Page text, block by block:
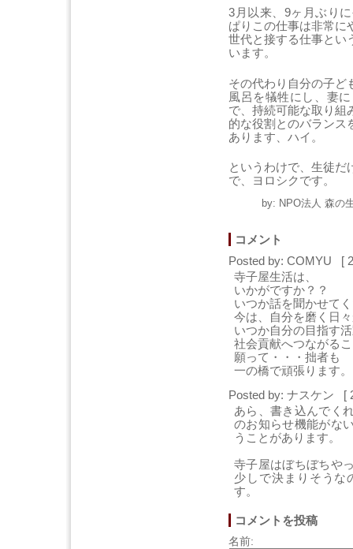
3月以来、9ヶ月ぶり
ぱりこの仕事は非常に
世代と接する仕事とい
います。
その代わり自分の子ど
風呂を犠牲にし、妻
で、持続可能な取り組
的な役割とのバランス
あります、ハイ。
というわけで、生徒だ
で、ヨロシクです。
by: NPO法人 森の
コメント
Posted by: COMYU [
寺子屋生活は、
いかがですか？？
いつか話を聞かせて
今は、自分を磨く日
いつか自分の目指す
社会貢献へつながる
願って・・・拙者も
一の橋で頑張ります。
Posted by: ナスケン [
あら、書き込んでく
のお知らせ機能がな
うことがあります。
寺子屋はぼちぼちや
少しで決まりそうな
す。
コメントを投稿
名前: